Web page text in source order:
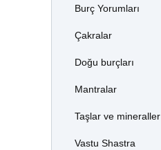
Burç Yorumları
Çakralar
Doğu burçları
Mantralar
Taşlar ve mineraller
Vastu Shastra